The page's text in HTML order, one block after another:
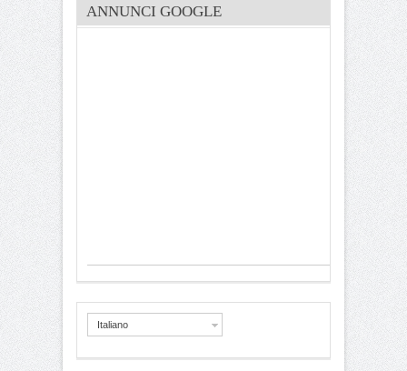
ANNUNCI GOOGLE
Italiano